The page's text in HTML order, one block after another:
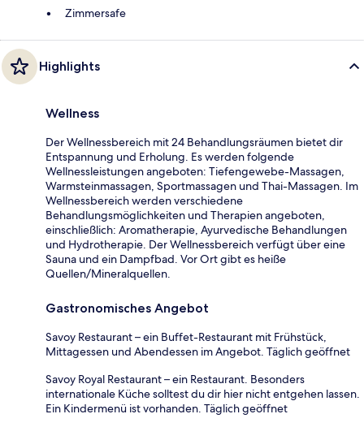
Zimmersafe
Highlights
Wellness
Der Wellnessbereich mit 24 Behandlungsräumen bietet dir
Entspannung und Erholung. Es werden folgende
Wellnessleistungen angeboten: Tiefengewebe-Massagen,
Warmsteinmassagen, Sportmassagen und Thai-Massagen. Im
Wellnessbereich werden verschiedene
Behandlungsmöglichkeiten und Therapien angeboten,
einschließlich: Aromatherapie, Ayurvedische Behandlungen
und Hydrotherapie. Der Wellnessbereich verfügt über eine
Sauna und ein Dampfbad. Vor Ort gibt es heiße
Quellen/Mineralquellen.
Gastronomisches Angebot
Savoy Restaurant – ein Buffet-Restaurant mit Frühstück,
Mittagessen und Abendessen im Angebot. Täglich geöffnet
Savoy Royal Restaurant – ein Restaurant. Besonders
internationale Küche solltest du dir hier nicht entgehen lassen.
Ein Kindermenü ist vorhanden. Täglich geöffnet